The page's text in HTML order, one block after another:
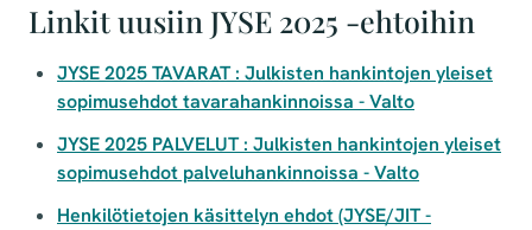
Linkit uusiin JYSE 2025 -ehtoihin
JYSE 2025 TAVARAT : Julkisten hankintojen yleiset
sopimusehdot tavarahankinnoissa - Valto
JYSE 2025 PALVELUT : Julkisten hankintojen yleiset
sopimusehdot palveluhankinnoissa - Valto
Henkilötietojen käsittelyn ehdot (JYSE/JIT -